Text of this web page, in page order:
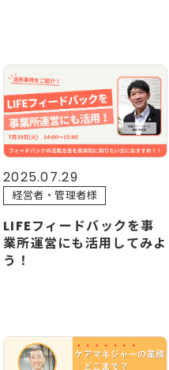
2025.07.29
経営者・管理者様
LIFEフィードバックを事
業所運営にも活用してみよ
う！